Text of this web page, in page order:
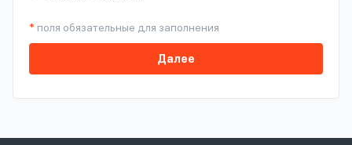
* поля обязательные для заполнения
Далее